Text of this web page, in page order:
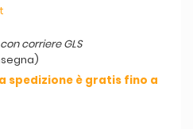
corriere GLS
spedizione è gratis fino a